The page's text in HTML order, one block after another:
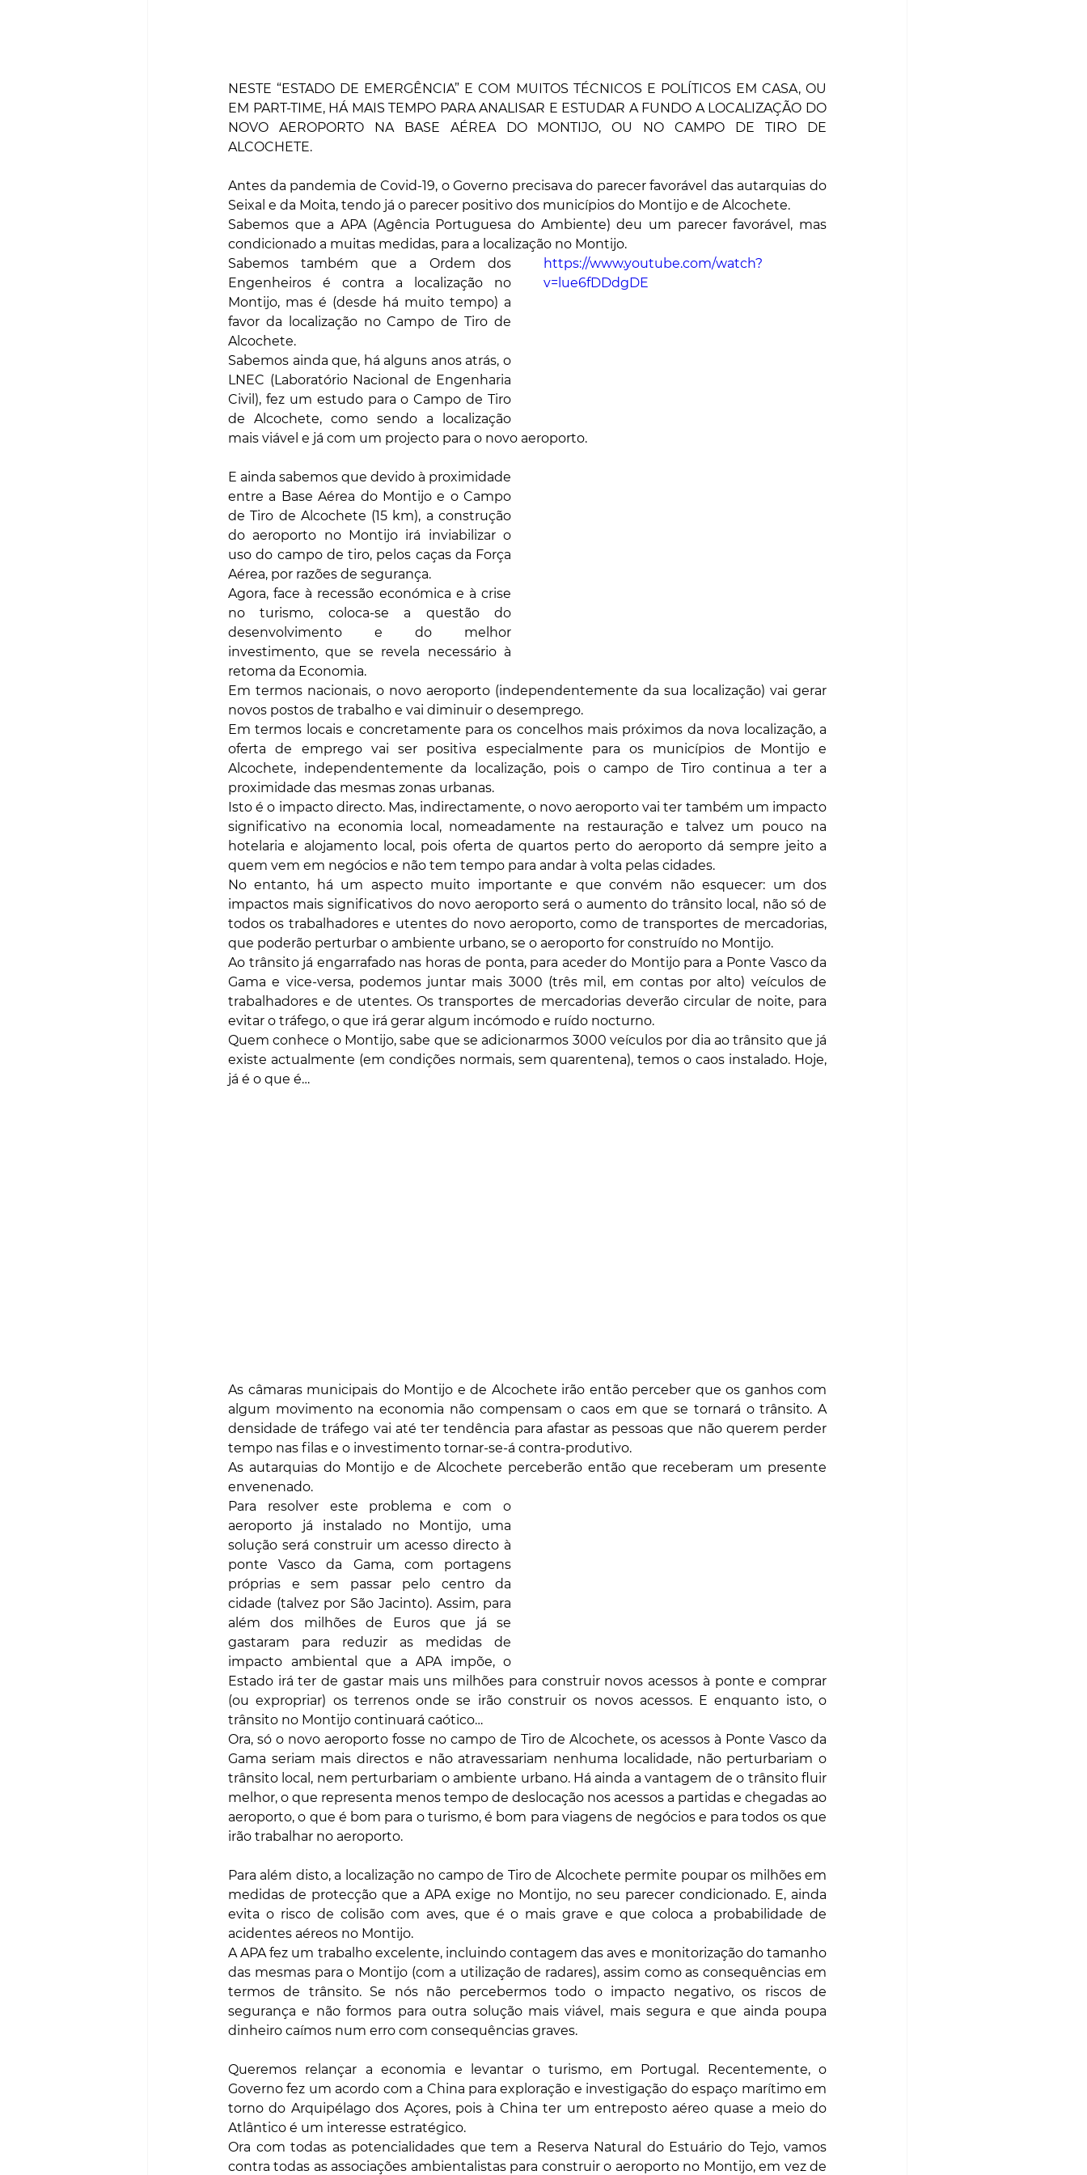
NESTE “ESTADO DE EMERGÊNCIA” E COM MUITOS TÉCNICOS E POLÍTICOS EM CASA, OU
EM PART-TIME, HÁ MAIS TEMPO PARA ANALISAR E ESTUDAR A FUNDO A LOCALIZAÇÃO DO
NOVO AEROPORTO NA BASE AÉREA DO MONTIJO, OU NO CAMPO DE TIRO DE
ALCOCHETE.
Antes da pandemia de Covid-19, o Governo precisava do parecer favorável das autarquias do
Seixal e da Moita, tendo já o parecer positivo dos municípios do Montijo e de Alcochete.
Sabemos que a APA (Agência Portuguesa do Ambiente) deu um parecer favorável, mas
condicionado a muitas medidas, para a localização no Montijo.
https://www.youtube.com/watch?
v=lue6fDDdgDE
Sabemos também que a Ordem dos
Engenheiros é contra a localização no
Montijo, mas é (desde há muito tempo) a
favor da localização no Campo de Tiro de
Alcochete.
Sabemos ainda que, há alguns anos atrás, o
LNEC (Laboratório Nacional de Engenharia
Civil), fez um estudo para o Campo de Tiro
de Alcochete, como sendo a localização
mais viável e já com um projecto para o novo aeroporto.
E ainda sabemos que devido à proximidade
entre a Base Aérea do Montijo e o Campo
de Tiro de Alcochete (15 km), a construção
do aeroporto no Montijo irá inviabilizar o
uso do campo de tiro, pelos caças da Força
Aérea, por razões de segurança.
Agora, face à recessão económica e à crise
no turismo, coloca-se a questão do
desenvolvimento e do melhor
investimento, que se revela necessário à
retoma da Economia.
Em termos nacionais, o novo aeroporto (independentemente da sua localização) vai gerar
novos postos de trabalho e vai diminuir o desemprego.
Em termos locais e concretamente para os concelhos mais próximos da nova localização, a
oferta de emprego vai ser positiva especialmente para os municípios de Montijo e
Alcochete, independentemente da localização, pois o campo de Tiro continua a ter a
proximidade das mesmas zonas urbanas.
Isto é o impacto directo. Mas, indirectamente, o novo aeroporto vai ter também um impacto
significativo na economia local, nomeadamente na restauração e talvez um pouco na
hotelaria e alojamento local, pois oferta de quartos perto do aeroporto dá sempre jeito a
quem vem em negócios e não tem tempo para andar à volta pelas cidades.
No entanto, há um aspecto muito importante e que convém não esquecer: um dos
impactos mais significativos do novo aeroporto será o aumento do trânsito local, não só de
todos os trabalhadores e utentes do novo aeroporto, como de transportes de mercadorias,
que poderão perturbar o ambiente urbano, se o aeroporto for construído no Montijo.
Ao trânsito já engarrafado nas horas de ponta, para aceder do Montijo para a Ponte Vasco da
Gama e vice-versa, podemos juntar mais 3000 (três mil, em contas por alto) veículos de
trabalhadores e de utentes. Os transportes de mercadorias deverão circular de noite, para
evitar o tráfego, o que irá gerar algum incómodo e ruído nocturno.
Quem conhece o Montijo, sabe que se adicionarmos 3000 veículos por dia ao trânsito que já
existe actualmente (em condições normais, sem quarentena), temos o caos instalado. Hoje,
já é o que é…
As câmaras municipais do Montijo e de Alcochete irão então perceber que os ganhos com
algum movimento na economia não compensam o caos em que se tornará o trânsito. A
densidade de tráfego vai até ter tendência para afastar as pessoas que não querem perder
tempo nas filas e o investimento tornar-se-á contra-produtivo.
As autarquias do Montijo e de Alcochete perceberão então que receberam um presente
envenenado.
Para resolver este problema e com o
aeroporto já instalado no Montijo, uma
solução será construir um acesso directo à
ponte Vasco da Gama, com portagens
próprias e sem passar pelo centro da
cidade (talvez por São Jacinto). Assim, para
além dos milhões de Euros que já se
gastaram para reduzir as medidas de
impacto ambiental que a APA impõe, o
Estado irá ter de gastar mais uns milhões para construir novos acessos à ponte e comprar
(ou expropriar) os terrenos onde se irão construir os novos acessos. E enquanto isto, o
trânsito no Montijo continuará caótico…
Ora, só o novo aeroporto fosse no campo de Tiro de Alcochete, os acessos à Ponte Vasco da
Gama seriam mais directos e não atravessariam nenhuma localidade, não perturbariam o
trânsito local, nem perturbariam o ambiente urbano. Há ainda a vantagem de o trânsito fluir
melhor, o que representa menos tempo de deslocação nos acessos a partidas e chegadas ao
aeroporto, o que é bom para o turismo, é bom para viagens de negócios e para todos os que
irão trabalhar no aeroporto.
Para além disto, a localização no campo de Tiro de Alcochete permite poupar os milhões em
medidas de protecção que a APA exige no Montijo, no seu parecer condicionado. E, ainda
evita o risco de colisão com aves, que é o mais grave e que coloca a probabilidade de
acidentes aéreos no Montijo.
A APA fez um trabalho excelente, incluindo contagem das aves e monitorização do tamanho
das mesmas para o Montijo (com a utilização de radares), assim como as consequências em
termos de trânsito. Se nós não percebermos todo o impacto negativo, os riscos de
segurança e não formos para outra solução mais viável, mais segura e que ainda poupa
dinheiro caímos num erro com consequências graves.
Queremos relançar a economia e levantar o turismo, em Portugal. Recentemente, o
Governo fez um acordo com a China para exploração e investigação do espaço marítimo em
torno do Arquipélago dos Açores, pois à China ter um entreposto aéreo quase a meio do
Atlântico é um interesse estratégico.
Ora com todas as potencialidades que tem a Reserva Natural do Estuário do Tejo, vamos
contra todas as associações ambientalistas para construir o aeroporto no Montijo, em vez de